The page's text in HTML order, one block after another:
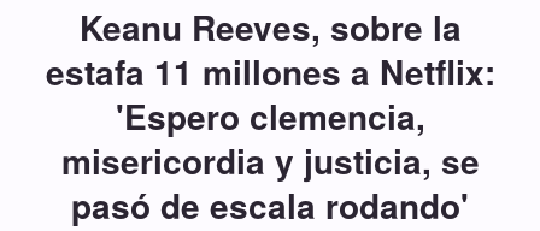
Keanu Reeves, sobre la
estafa 11 millones a Netflix:
'Espero clemencia,
misericordia y justicia, se
pasó de escala rodando'